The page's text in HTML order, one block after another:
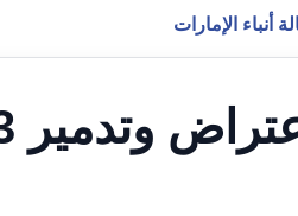
أنباء الإمارات